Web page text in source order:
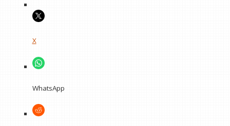
X
WhatsApp